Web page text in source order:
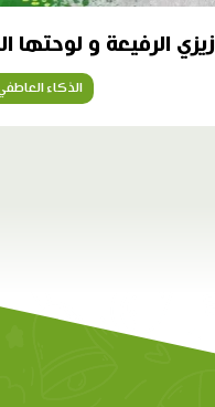
زيزي الرفيعة و لوحتها
الذكاء